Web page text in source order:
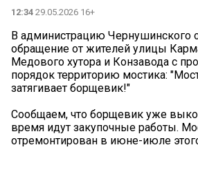
12:34 29.05.2026 16+
В администрацию Чернушинского
обращение от жителей улицы
Медового хутора и Конзавода с
порядок территорию мостика:
затягивает борщевик!"
Сообщаем, что борщевик уже
время идут закупочные работы.
отремонтирован в июне-июле